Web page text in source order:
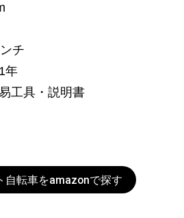
チ
年
工具・説明書
自転車をamazonで探す